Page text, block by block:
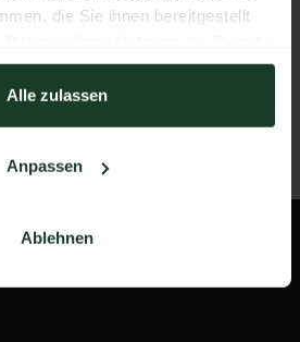
die Sie ihnen bereitgestellt
Alle zulassen
Anpassen
Ablehnen